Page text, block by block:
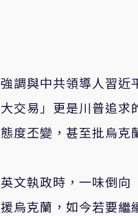
調與中共領導人習
交易」更是川普追
度丕變，甚至批烏克
文執政時，一味倒
烏克蘭，如今若要